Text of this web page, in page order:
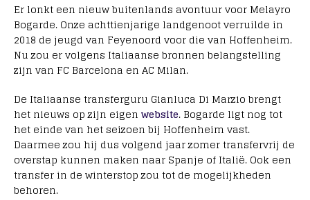
Er lonkt een nieuw buitenlands avontuur voor Melayro
Bogarde. Onze achttienjarige landgenoot verruilde in
2018 de jeugd van Feyenoord voor die van Hoffenheim.
Nu zou er volgens Italiaanse bronnen belangstelling
zijn van FC Barcelona en AC Milan.
De Italiaanse transferguru Gianluca Di Marzio brengt
het nieuws op zijn eigen website. Bogarde ligt nog tot
het einde van het seizoen bij Hoffenheim vast.
Daarmee zou hij dus volgend jaar zomer transfervrij de
overstap kunnen maken naar Spanje of Italië. Ook een
transfer in de winterstop zou tot de mogelijkheden
behoren.